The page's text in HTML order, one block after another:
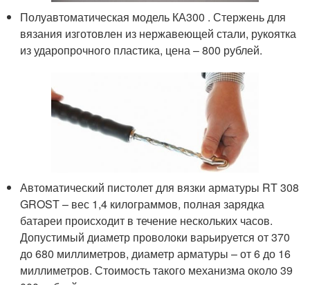
Полуавтоматическая модель КА300 . Стержень для
вязания изготовлен из нержавеющей стали, рукоятка
из ударопрочного пластика, цена – 800 рублей.
Автоматический пистолет для вязки арматуры RT 308
GROST – вес 1,4 килограммов, полная зарядка
батареи происходит в течение нескольких часов.
Допустимый диаметр проволоки варьируется от 370
до 680 миллиметров, диаметр арматуры – от 6 до 16
миллиметров. Стоимость такого механизма около 39